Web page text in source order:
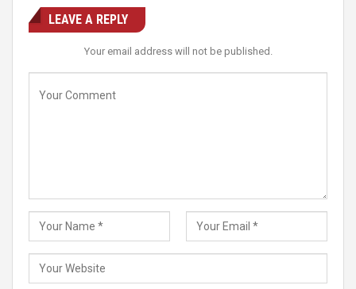
LEAVE A REPLY
Your email address will not be published.